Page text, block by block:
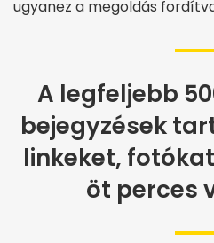
ugyanez a megoldás
A legfeljebb
bejegyzések
linkeket,
öt perces